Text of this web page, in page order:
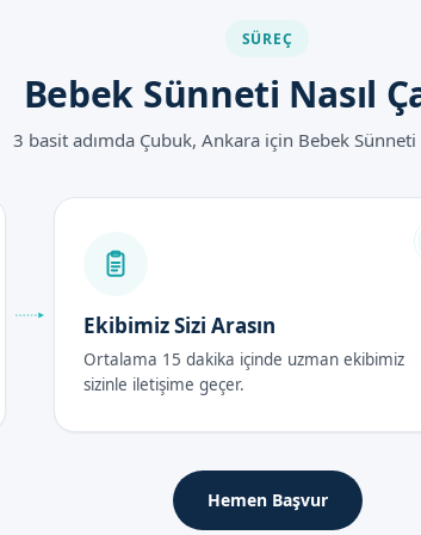
2026
kullanılan malzemelerin kalitesi ve
kaliteli hizmet sunmaktayız. Detaylı bilgi için
Bakım Rehberi
bakımında dikkat edilmesi gereken en
dikkat etmesi gerekmektedir.
SÜREÇ
Bebek Sünneti Nasıl
3 basit adımda Çubuk, Ankara için Bebek Sünneti
Ekibimiz Sizi Arasın
Ortalama 15 dakika içinde uzman ekibimiz
sizinle iletişime geçer.
Hemen Başvur